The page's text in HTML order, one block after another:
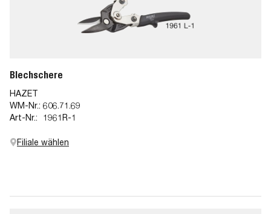
Blechschere
HAZET
WM-Nr.: 606.71.69
Art-Nr.:
1961R-1
Filiale wählen